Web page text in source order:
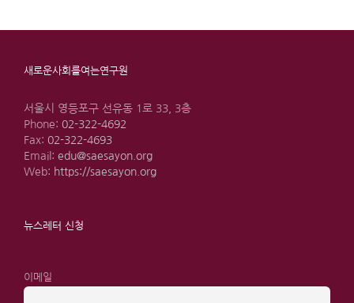
새로운사회를여는연구원
서울시 영등포구 선유동 1로 33, 3층
Phone: 02-322-4692
Fax: 02-322-4693
Email: edu@saesayon.org
Web: https://saesayon.org
뉴스레터 신청
이메일